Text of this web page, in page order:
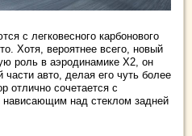
с легковесного карбонового
Хотя, вероятнее всего, новый
роль в аэродинамике X2, он
части авто, делая его чуть более
отлично сочетается с
над стеклом задней